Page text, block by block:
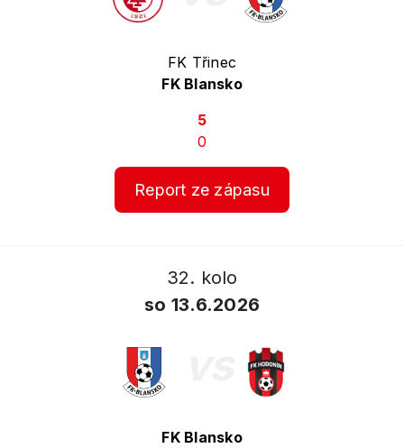
FK Třinec
FK Blansko
5
0
Report ze zápasu
32. kolo
so 13.6.2026
FK Blansko